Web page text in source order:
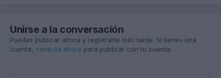
Unirse a la conversación
Puedes publicar ahora y registrarte más tarde. Si tienes una
cuenta, conecta ahora para publicar con tu cuenta.